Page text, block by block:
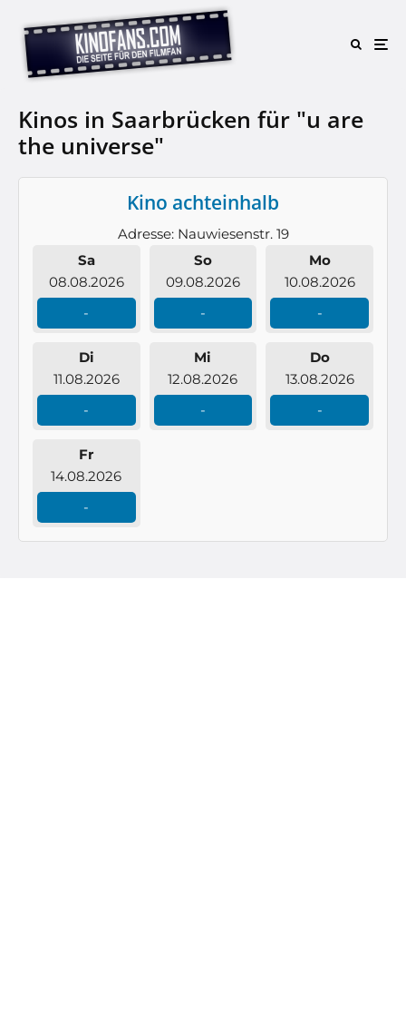
Kinos in Saarbrücken für "u are
the universe"
Kino achteinhalb
Adresse: Nauwiesenstr. 19
Sa
08.08.2026
-
So
09.08.2026
-
Mo
10.08.2026
-
Di
11.08.2026
-
Mi
12.08.2026
-
Do
13.08.2026
-
Fr
14.08.2026
-